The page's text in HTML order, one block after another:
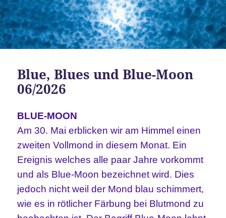
Blue, Blues und Blue-Moon
06/2026
BLUE-MOON
Am 30. Mai erblicken wir am Himmel einen
zweiten Vollmond in diesem Monat. Ein
Ereignis welches alle paar Jahre vorkommt
und als Blue-Moon bezeichnet wird. Dies
jedoch nicht weil der Mond blau schimmert,
wie es in rötlicher Färbung bei Blutmond zu